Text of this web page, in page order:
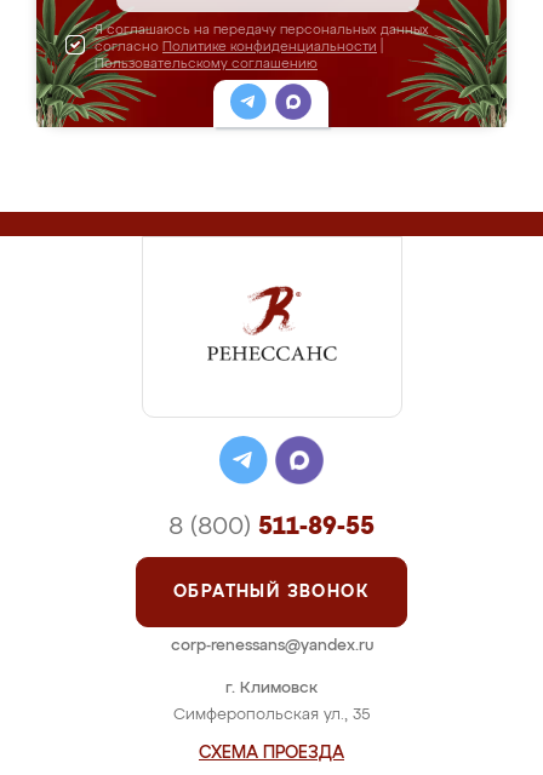
Я соглашаюсь на передачу персональных данных
согласно Политике конфиденциальности
Пользовательскому соглашению
г. Климовск
Симферопольская ул., 35
СХЕМА ПРОЕЗДА
8 (800) 511-89-55
ОБРАТНЫЙ ЗВОНОК
corp-renessans@yandex.ru